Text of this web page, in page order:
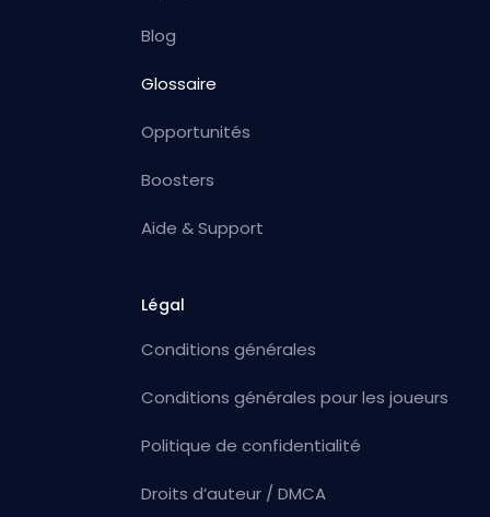
Blog
Glossaire
Opportunités
Boosters
Aide & Support
Légal
Conditions générales
Conditions générales pour les joueurs
Politique de confidentialité
Droits d’auteur / DMCA